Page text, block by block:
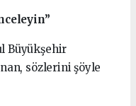
Büyükşehir
sözlerini şöyle